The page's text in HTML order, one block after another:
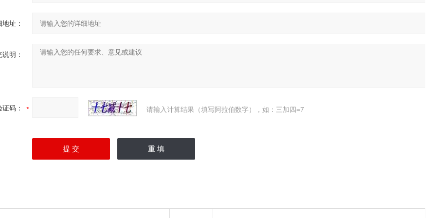
址：
明：
证码： 请输入计算结果（填写阿拉伯数字），如：三加四=7